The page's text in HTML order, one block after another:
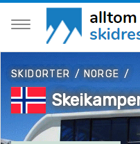
SKIDORTER /NORGE /